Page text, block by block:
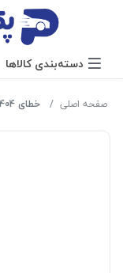
دسته‌بندی‌ کالاها
صفحه اصلی خطای 404